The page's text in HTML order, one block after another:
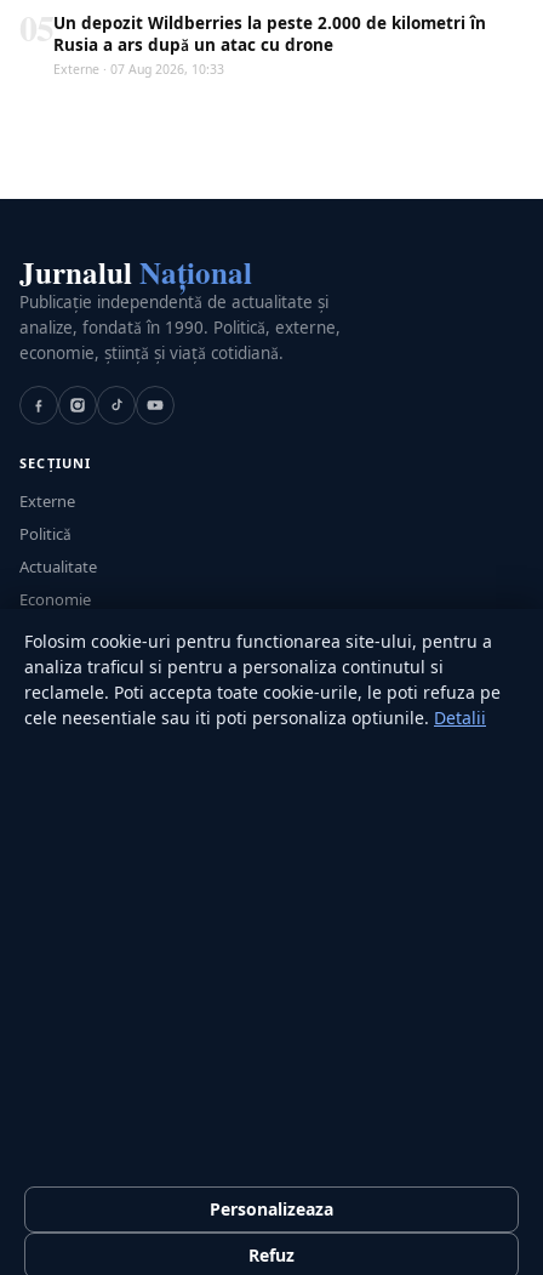
Un depozit Wildberries la peste 2.000 de kilometri în
Rusia a ars după un atac cu drone
Externe · 07 Aug 2026, 10:33
JurnalulNațional
Publicație independentă de actualitate și
analize, fondată în 1990. Politică, externe,
economie, știință și viață cotidiană.
SECȚIUNI
Externe
Politică
Actualitate
Economie
Sănătate
Utile
RUBRICI
Confidențialitate
Folosim cookie-uri pentru functionarea site-ului, pentru a
analiza traficul si pentru a personaliza continutul si
reclamele. Poti accepta toate cookie-urile, le poti refuza pe
cele neesentiale sau iti poti personaliza optiunile. Detalii
Personalizeaza
Refuz